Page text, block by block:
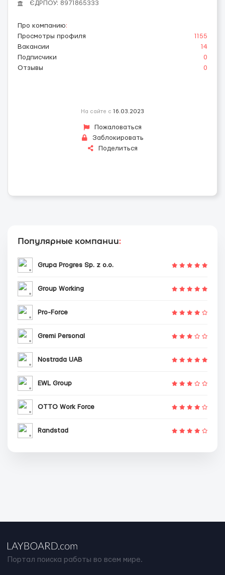
ЄДРПОУ: 8971865333
Про компанию:
Просмотры профиля
1155
Вакансии
14
Подписчики
0
Отзывы
0
На сайте с 16.03.2023
Пожаловаться
Заблокировать
Поделиться
Популярные компании:
Grupa Progres Sp. z o.o.
Group Working
Pro-Force
Gremi Personal
Nostrada UAB
EWL Group
OTTO Work Force
Randstad
Портал поиска работы во всем мире.